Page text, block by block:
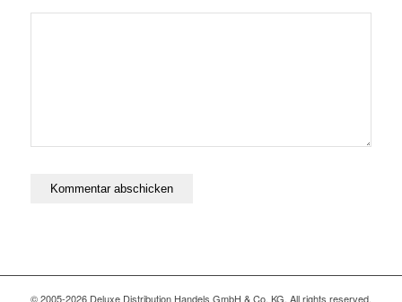
© 2005-2026 Deluxe Distribution Handels GmbH & Co. KG. All rights reserved,